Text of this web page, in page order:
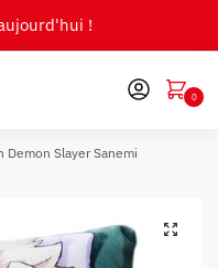
!
0
Demon Slayer Sanemi
🔍